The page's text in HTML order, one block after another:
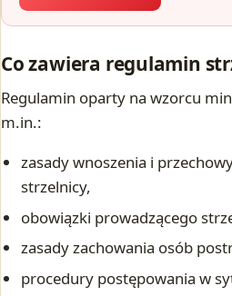
Co zawiera regulamin
Regulamin oparty na wzorcu
m.in.:
zasady wnoszenia i
strzelnicy,
obowiązki prowadzącego
zasady zachowania osób
procedury postępowania w